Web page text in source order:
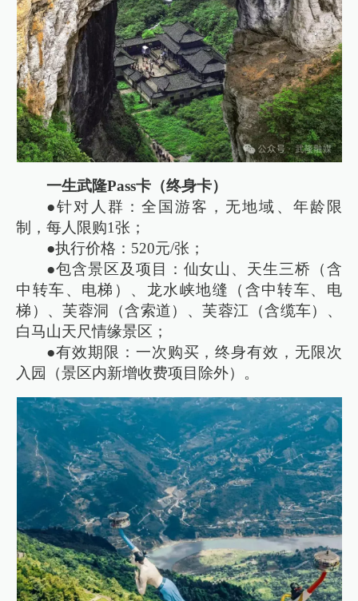
一生武隆Pass卡（终身卡）
●针对人群：全国游客，无地域、年龄限
制，每人限购1张；
●执行价格：520元/张；
●包含景区及项目：仙女山、天生三桥（含
中转车、电梯）、龙水峡地缝（含中转车、电
梯）、芙蓉洞（含索道）、芙蓉江（含缆车）、
白马山天尺情缘景区；
●有效期限：一次购买，终身有效，无限次
入园（景区内新增收费项目除外）。